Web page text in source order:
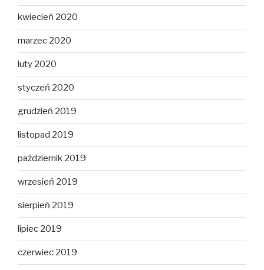
kwiecień 2020
marzec 2020
luty 2020
styczeń 2020
grudzień 2019
listopad 2019
październik 2019
wrzesień 2019
sierpień 2019
lipiec 2019
czerwiec 2019